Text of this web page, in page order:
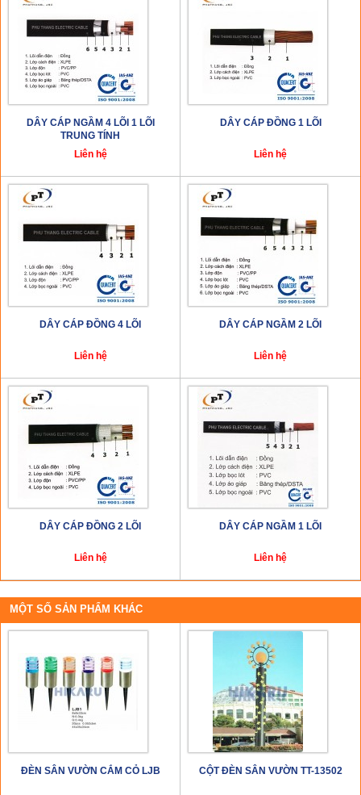
DÂY CÁP NGẦM 4 LÕI 1 LÕI
TRUNG TÍNH
Liên hệ
DÂY CÁP ĐỒNG 1 LÕI
Liên hệ
DÂY CÁP ĐỒNG 4 LÕI
Liên hệ
DÂY CÁP NGẦM 2 LÕI
Liên hệ
DÂY CÁP ĐỒNG 2 LÕI
Liên hệ
DÂY CÁP NGẦM 1 LÕI
Liên hệ
MỘT SỐ SẢN PHẨM KHÁC
ĐÈN SÂN VƯỜN CẮM CỎ LJB CỘT ĐÈN SÂN VƯỜN TT-13502